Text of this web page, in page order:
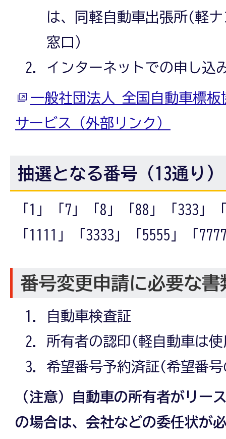
は、同軽自動車出張所(軽
窓口）
インターネットでの申し込
一般社団法人 全国自動車標
サービス（外部リンク）
抽選となる番号（13通り)
「1」「7」「8」「88」「333」
「1111」「3333」「5555」「
番号変更申請に必要な書
自動車検査証
所有者の認印(軽自動車は
希望番号予約済証(希望番
（注意）自動車の所有者がリー
の場合は、会社などの委任状が